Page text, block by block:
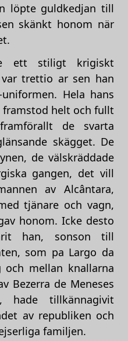
löpte guldkedjan till
skänkt honom när
ett stiligt krigiskt
trettio ar sen han
Hela hans
helt och fullt
de svarta
skägget. De
de välskräddade
gangen, det vill
av Alcântara,
tjänare och vagn,
honom. Icke desto
han, sonson till
som pa Largo da
mellan knallarna
Bezerra de Meneses
hade tillkännagivit
av republiken och
familjen.